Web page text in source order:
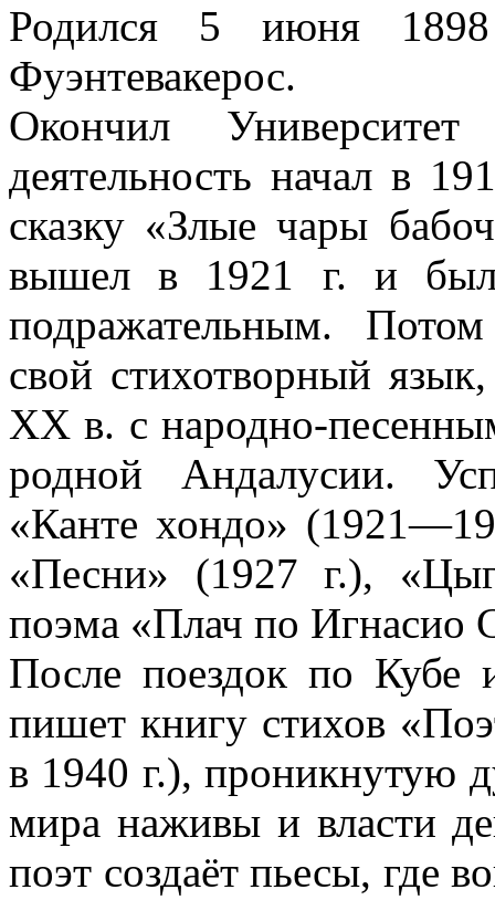
Родился 5 июня
Фуэнтевакерос.
Окончил
деятельность начал в
сказку «Злые чары
вышел в 1921 г. и был
подражательным.
свой стихотворный
XX в. с народно-
родной Андалусии.
«Канте хондо»
«Песни» (1927 г.),
поэма «Плач по Игнасио
После поездок по
пишет книгу стихов
в 1940 г.), проникнутую
мира наживы и власти
поэт создаёт пьесы, где